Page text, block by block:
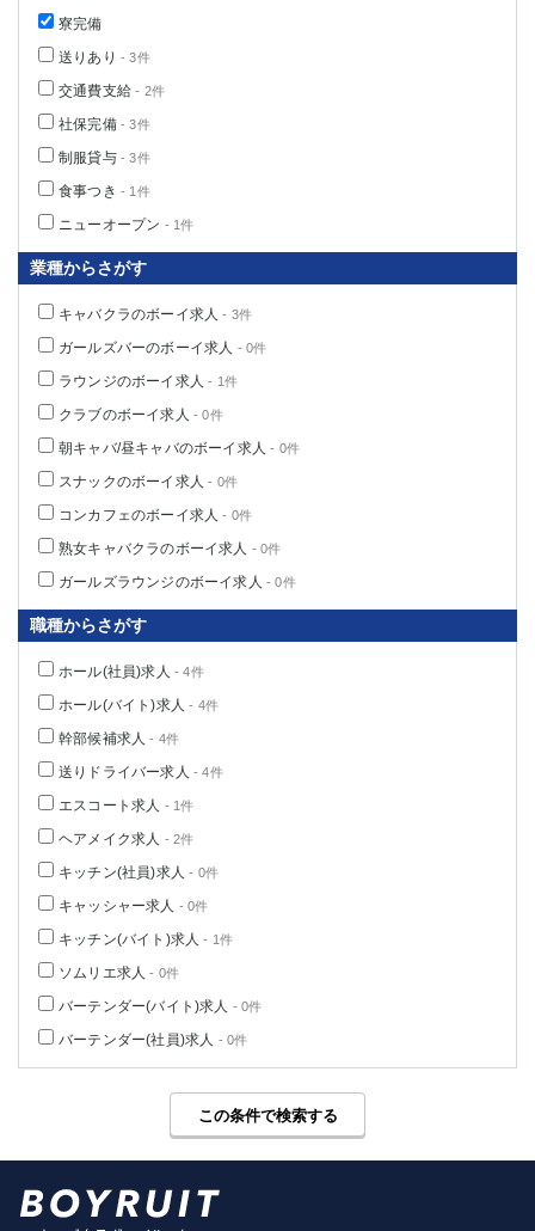
寮完備
送りあり - 3件
交通費支給 - 2件
社保完備- 3件
制服貸与- 3件
食事つき - 1件
ニューオープン - 1件
業種からさがす
キャバクラのボーイ求人 - 3件
ガールズバーのボーイ求人 - 0件
ラウンジのボーイ求人 - 1件
クラブのボーイ求人 - 0件
朝キャバ/昼キャバのボーイ求人 - 0件
スナックのボーイ求人 - 0件
コンカフェのボーイ求人 - 0件
熟女キャバクラのボーイ求人 - 0件
ガールズラウンジのボーイ求人 - 0件
職種からさがす
ホール(社員)求人 - 4件
ホール(バイト)求人 - 4件
幹部候補求人 - 4件
送りドライバー求人 - 4件
エスコート求人 - 1件
ヘアメイク求人 - 2件
キッチン(社員)求人 - 0件
キャッシャー求人 - 0件
キッチン(バイト)求人 - 1件
ソムリエ求人 - 0件
バーテンダー(バイト)求人 - 0件
バーテンダー(社員)求人 - 0件
この条件で検索する